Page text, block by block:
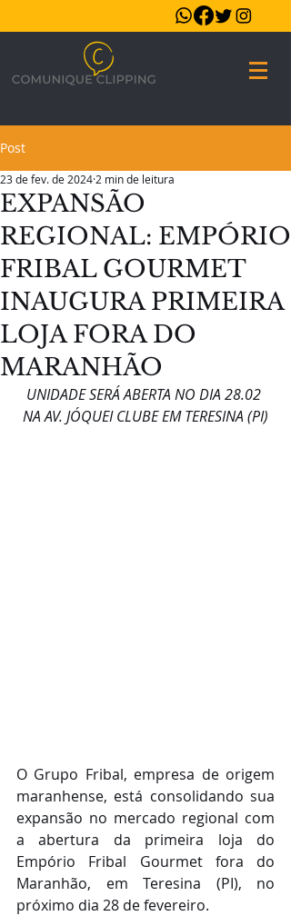
Post
EXPANSÃO
REGIONAL: EMPÓRIO
FRIBAL GOURMET
INAUGURA PRIMEIRA
LOJA FORA DO
MARANHÃO
23 de fev. de 2024 2 min de leitura
UNIDADE SERÁ ABERTA NO DIA 28.02
NA AV. JÓQUEI CLUBE EM TERESINA (PI)
O Grupo Fribal, empresa de origem
maranhense, está consolidando sua
expansão no mercado regional com
a abertura da primeira loja do
Empório Fribal Gourmet fora do
Maranhão, em Teresina (PI), no
próximo dia 28 de fevereiro.